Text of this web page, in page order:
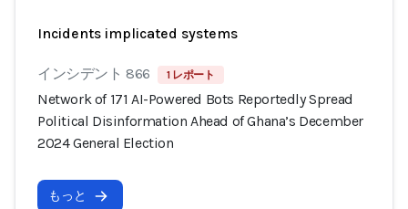
Incidents implicated systems
インシデント 866 1 レポート
Network of 171 AI-Powered Bots Reportedly Spread
Political Disinformation Ahead of Ghana’s December
2024 General Election
もっと